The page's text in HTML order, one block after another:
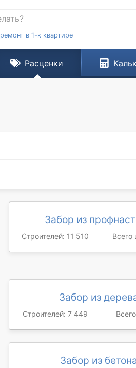
в 1-к квартире
Расценки
Забор из
Строителей: 11 510 Всего
Забор из
Строителей: 7 449
Забор из